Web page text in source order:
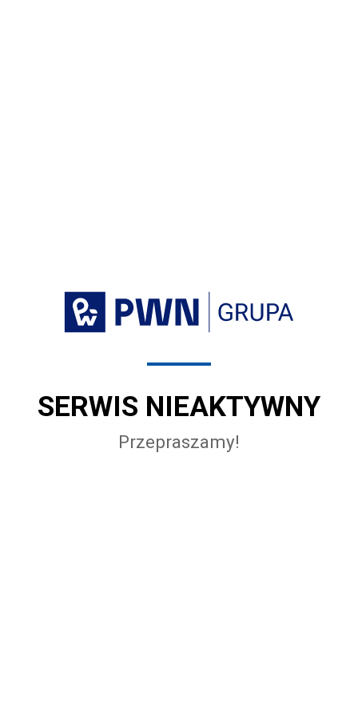
SERWIS NIEAKTYWNY
Przepraszamy!